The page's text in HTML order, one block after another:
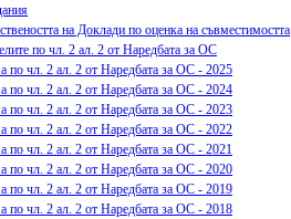
на Доклади по оценка на съвместимостта
по чл. 2 ал. 2 от Наредбата за ОС
по чл. 2 ал. 2 от Наредбата за ОС - 2025
по чл. 2 ал. 2 от Наредбата за ОС - 2024
по чл. 2 ал. 2 от Наредбата за ОС - 2023
по чл. 2 ал. 2 от Наредбата за ОС - 2022
по чл. 2 ал. 2 от Наредбата за ОС - 2021
по чл. 2 ал. 2 от Наредбата за ОС - 2020
по чл. 2 ал. 2 от Наредбата за ОС - 2019
по чл. 2 ал. 2 от Наредбата за ОС - 2018